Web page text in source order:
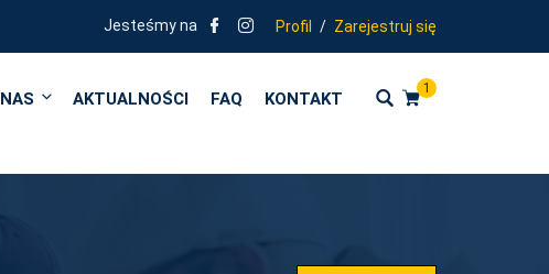
ZGODNE Z KIERUNKAMI POLITYKI OŚWIATOWEJ PAŃSTWA - ROK
Jesteśmy na Profil / Zarejestruj się
1
AKTUALNOŚCI FAQ KONTAKT